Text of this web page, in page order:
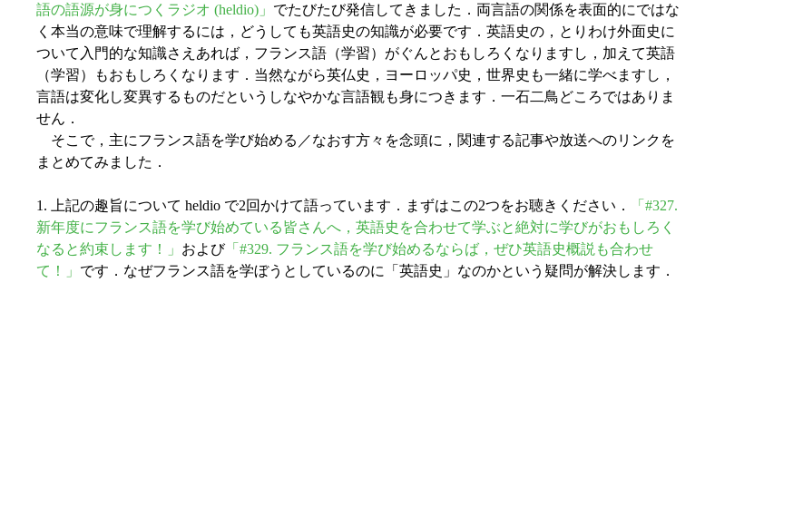
語の語源が身につくラジオ (heldio)」 でたびたび発信してきました．両言語の関係を表面的にではな
く本当の意味で理解するには，どうしても英語史の知識が必要です．英語史の，とりわけ外面史に
ついて入門的な知識さえあれば，フランス語（学習）がぐんとおもしろくなりますし，加えて英語
（学習）もおもしろくなります．当然ながら英仏史，ヨーロッパ史，世界史も一緒に学べますし，
言語は変化し変異するものだというしなやかな言語観も身につきます．一石二鳥どころではありま
せん．
そこで，主にフランス語を学び始める／なおす方々を念頭に，関連する記事や放送へのリンクを
まとめてみました．
1. 上記の趣旨について heldio で2回かけて語っています．まずはこの2つをお聴きください．
「#327.
新年度にフランス語を学び始めている皆さんへ，英語史を合わせて学ぶと絶対に学びがおもしろく
なると約束します！」 および「#329. フランス語を学び始めるならば，ぜひ英語史概説も合わせ
て！」 です．なぜフランス語を学ぼうとしているのに「英語史」なのかという疑問が解決します．